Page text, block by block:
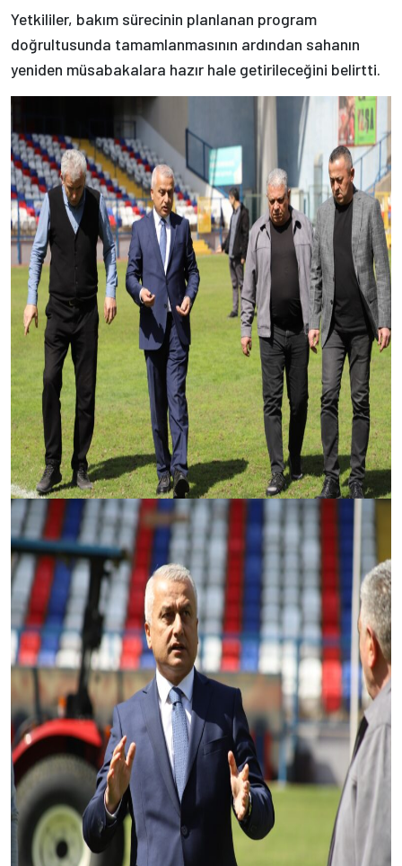
Yetkililer, bakım sürecinin planlanan program
doğrultusunda tamamlanmasının ardından sahanın
yeniden müsabakalara hazır hale getirileceğini belirtti.